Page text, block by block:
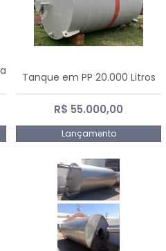
Tanque em PP 20.000 Litros
R$ 55.000,00
Lançamento